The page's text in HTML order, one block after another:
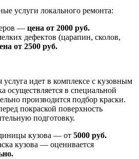
услуги локального ремонта:
— цена от 2000 руб.
дефектов (царапин, сколов,
от 2500 руб.
идет в комплексе с кузовным
осуществляется в специальной
производится подбор краски.
покраской поверхность
подготовку.
кузова — от 5000 руб.
кузова — оценивается